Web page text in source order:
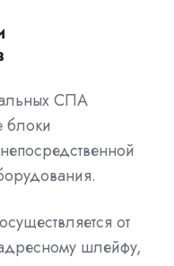
СПА
блоки
от
шлейфу,